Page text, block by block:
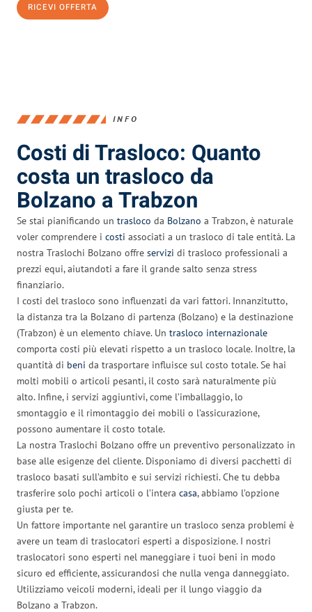
RICEVI OFFERTA
INFO
Costi di Trasloco: Quanto
costa un trasloco da
Bolzano a Trabzon
Se stai pianificando un trasloco da Bolzano a Trabzon, è naturale
voler comprendere i costi associati a un trasloco di tale entità. La
nostra Traslochi Bolzano offre servizi di trasloco professionali a
prezzi equi, aiutandoti a fare il grande salto senza stress
finanziario.
I costi del trasloco sono influenzati da vari fattori. Innanzitutto,
la distanza tra la Bolzano di partenza (Bolzano) e la destinazione
(Trabzon) è un elemento chiave. Un trasloco internazionale
comporta costi più elevati rispetto a un trasloco locale. Inoltre, la
quantità di beni da trasportare influisce sul costo totale. Se hai
molti mobili o articoli pesanti, il costo sarà naturalmente più
alto. Infine, i servizi aggiuntivi, come l’imballaggio, lo
smontaggio e il rimontaggio dei mobili o l’assicurazione,
possono aumentare il costo totale.
La nostra Traslochi Bolzano offre un preventivo personalizzato in
base alle esigenze del cliente. Disponiamo di diversi pacchetti di
trasloco basati sull’ambito e sui servizi richiesti. Che tu debba
trasferire solo pochi articoli o l’intera casa, abbiamo l’opzione
giusta per te.
Un fattore importante nel garantire un trasloco senza problemi è
avere un team di traslocatori esperti a disposizione. I nostri
traslocatori sono esperti nel maneggiare i tuoi beni in modo
sicuro ed efficiente, assicurandosi che nulla venga danneggiato.
Utilizziamo veicoli moderni, ideali per il lungo viaggio da
Bolzano a Trabzon.